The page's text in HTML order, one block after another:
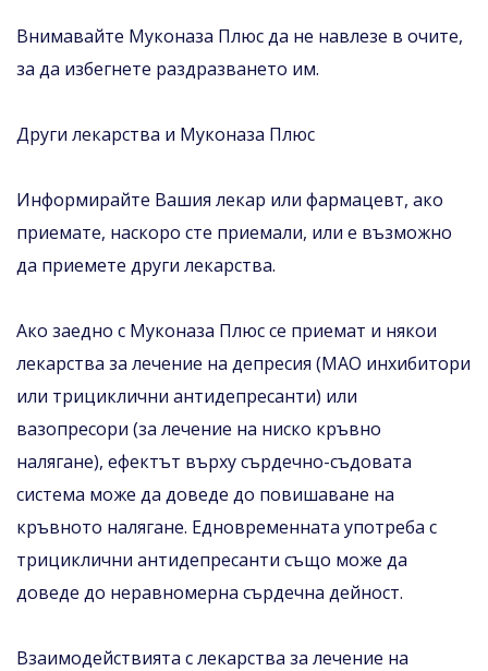
Внимавайте Муконаза Плюс да не навлезе в очите,
за да избегнете раздразването им.
Други лекарства и Муконаза Плюс
Информирайте Вашия лекар или фармацевт, ако
приемате, наскоро сте приемали, или е възможно
да приемете други лекарства.
Ако заедно с Муконаза Плюс се приемат и някои
лекарства за лечение на депресия (МАО инхибитори
или трициклични антидепресанти) или
вазопресори (за лечение на ниско кръвно
налягане), ефектът върху сърдечно-съдовата
система може да доведе до повишаване на
кръвното налягане. Едновременната употреба с
трициклични антидепресанти също може да
доведе до неравномерна сърдечна дейност.
Взаимодействията с лекарства за лечение на